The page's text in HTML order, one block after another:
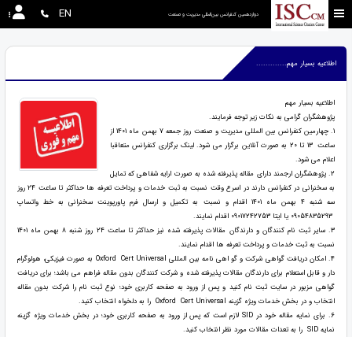
دوازدهمین كنفرانس بين‌المللي مديريت و صنعت EN
اطلاعیه بسیار مهم.............
اطلاعیه بسیار مهم
پژوهشگران گرامی به نکات زیر توجه فرمایند.
1. چهارمین كنفرانس بین المللی مديريت و صنعت روز جمعه 7 بهمن ماه 1401 از
ساعت 13 تا 20 به صورت آنلاین برگزار می شود. لینک برگزاری کنفرانس متعاقبا
اعلام می شود.
2. پژوهشگران ارجمند دارای مقاله پذیرفته شده به صورت ارایه شفاهی که تمایل
به سخنرانی در کنفرانس دارند در اسرع وقت نسبت به ثبت خدمات و پرداخت تعرفه ها حداکثر تا ساعت 24 روز
سه شنبه 4 بهمن ماه 1401 اقدام و نسبت به تکمیل و ارسال فرم پاورپوینت سخنرانی به خط واتساپ
3. سایر ثبت نام کنندگان و دارندگان مقالات پذیرفته شده نیز حداکثر تا ساعت 24 روز شنبه 8 بهمن ماه 1401
نسبت به ثبت خدمات و پرداخت تعرفه ها اقدام نمایند.
4. امکان دریافت گواهی شرکت و گو اهی نامه بین المللی Oxford Cert Universal به صورت فیزیکی، هولوگرام
دار و قابل استعلام برای دارندگان مقالات پذیرفته شده و شرکت کنندگان بدون مقاله فراهم می باشد؛ برای دریافت
گواهی مزبور در سایت ثبت نام کنید و پس از ورود به صفحه کاربری خود؛ نوع ثبت نام را شرکت بدون مقاله
انتخاب و در بخش خدمات ویژه گزینه Oxford Cert Universal را به دلخواه انتخاب کنید.
6. برای نمایه مقاله خود در SID لازم است که پس از ورود به صفحه کاربری خود؛ در بخش خدمات ویژه گزینه
نمایه SID را به تعدات مقالات مورد نظر انتخاب کنید.